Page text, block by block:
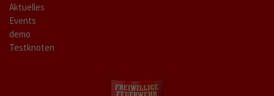
Aktuelles
Events
demo
Testknoten